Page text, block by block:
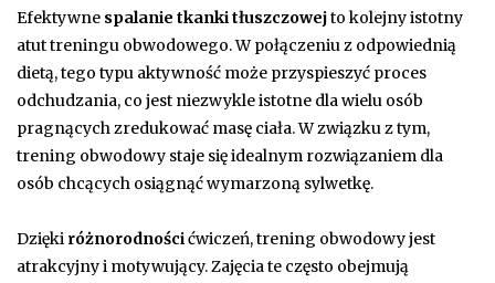
Efektywne spalanie tkanki tłuszczowejto kolejny istotny
atut treningu obwodowego. W połączeniu z odpowiednią
dietą, tego typu aktywność może przyspieszyć proces
odchudzania, co jest niezwykle istotne dla wielu osób
pragnących zredukować masę ciała. W związku z tym,
trening obwodowy staje się idealnym rozwiązaniem dla
osób chcących osiągnąć wymarzoną sylwetkę.
Dzięki różnorodnościćwiczeń, trening obwodowy jest
atrakcyjny i motywujący. Zajęcia te często obejmują